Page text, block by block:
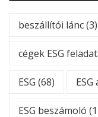
beszállítói lánc(3)
cégek ESG
ESG (68) ESG
ESG beszámoló